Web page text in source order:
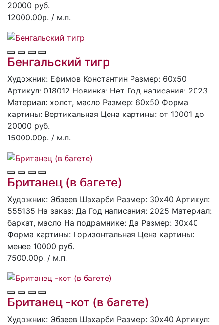
20000 руб.
12000.00р. / м.п.
Бенгальский тигр
Художник: Ефимов Константин Размер: 60x50
Артикул: 018012 Hoвинка: Нет Год написания: 2023
Материал: холст, масло Размер: 60х50 Форма
картины: Вертикальная Цена картины: от 10001 до
20000 руб.
15000.00р. / м.п.
Британец (в багете)
Художник: Эбзеев Шахарби Размер: 30x40 Артикул:
555135 Ha заказ: Дa Год написания: 2025 Материал:
бархат, масло На подрамнике: Да Размер: 30х40
Форма картины: Горизонтальная Цена картины:
менее 10000 руб.
7500.00р. / м.п.
Британец -кот (в багете)
Художник: Эбзеев Шахарби Размер: 30x40 Артикул: